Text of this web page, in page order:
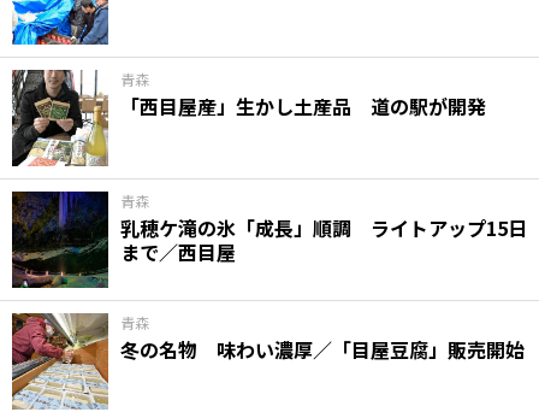
青森
「西目屋産」生かし土産品 道の駅が開発
青森
乳穂ケ滝の氷「成長」順調 ライトアップ15日
まで／西目屋
青森
冬の名物 味わい濃厚／「目屋豆腐」販売開始